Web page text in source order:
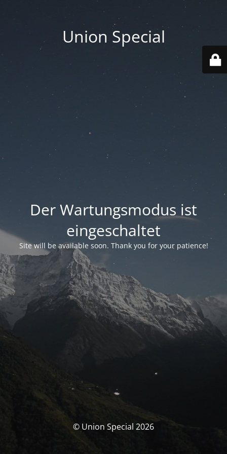
Union Special
Der Wartungsmodus ist
eingeschaltet
Site will be available soon. Thank you for your patience!
© Union Special 2026